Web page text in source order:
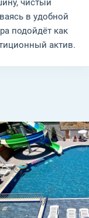
чистый
в удобной
подойдёт как
актив.